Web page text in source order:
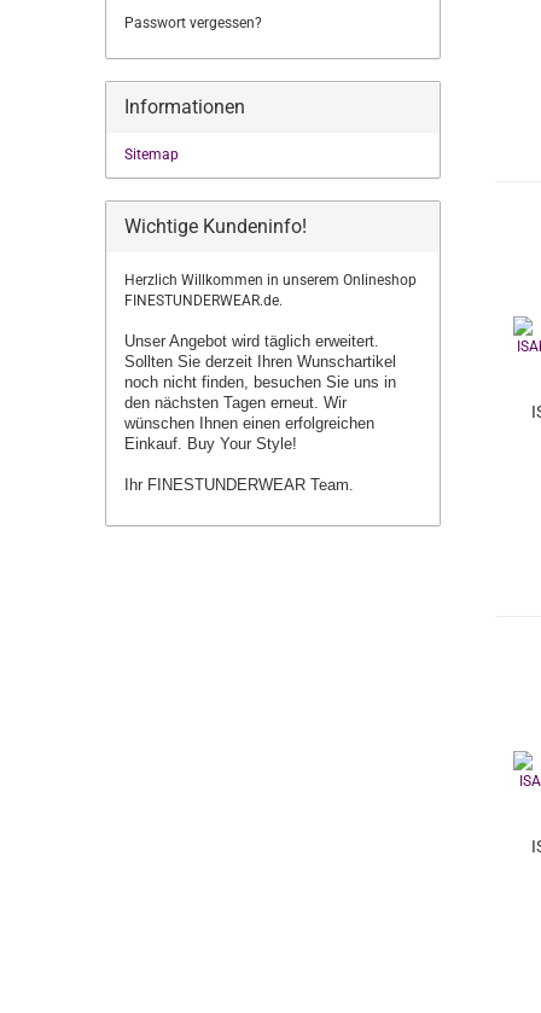
Passwort vergessen?
Informationen
Sitemap
Wichtige Kundeninfo!
Herzlich Willkommen in unserem Onlineshop
FINESTUNDERWEAR.de.
Unser Angebot wird täglich erweitert.
Sollten Sie derzeit Ihren Wunschartikel
noch nicht finden, besuchen Sie uns in
den nächsten Tagen erneut. Wir
wünschen Ihnen einen erfolgreichen
Einkauf. Buy Your Style!
Ihr FINESTUNDERWEAR Team.